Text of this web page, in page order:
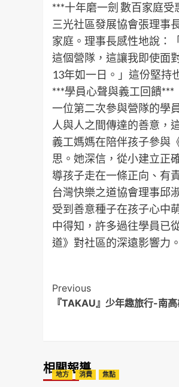
***十年磨一劍 數百家庭受
三光社區發展協會張理事
家庭。理事長感性地說：
這個營隊，這讓我即使面
13年如一日。」這份堅持
***學員心聲與義工回饋***
一位第二次參與營隊的學
人與人之間傳達的善意，
義工媽媽在陪伴孩子參與
思。她深信，從小建立正
導孩子走在一條正向、有
台灣快樂之道協會理事邱
受到善意種子在孩子心中
中得知，許多過往學員已
道》對社區的深遠影響力。
Post
Navigation
Previous
『TAKAU』少年趣旅行-南
相關報導
地方 消費 焦點